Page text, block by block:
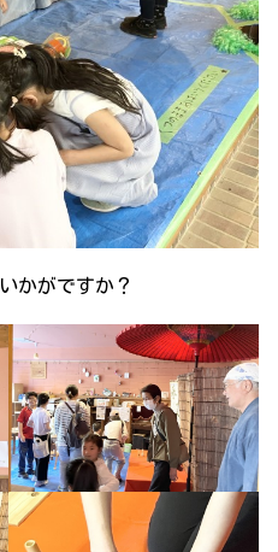
かがですか？